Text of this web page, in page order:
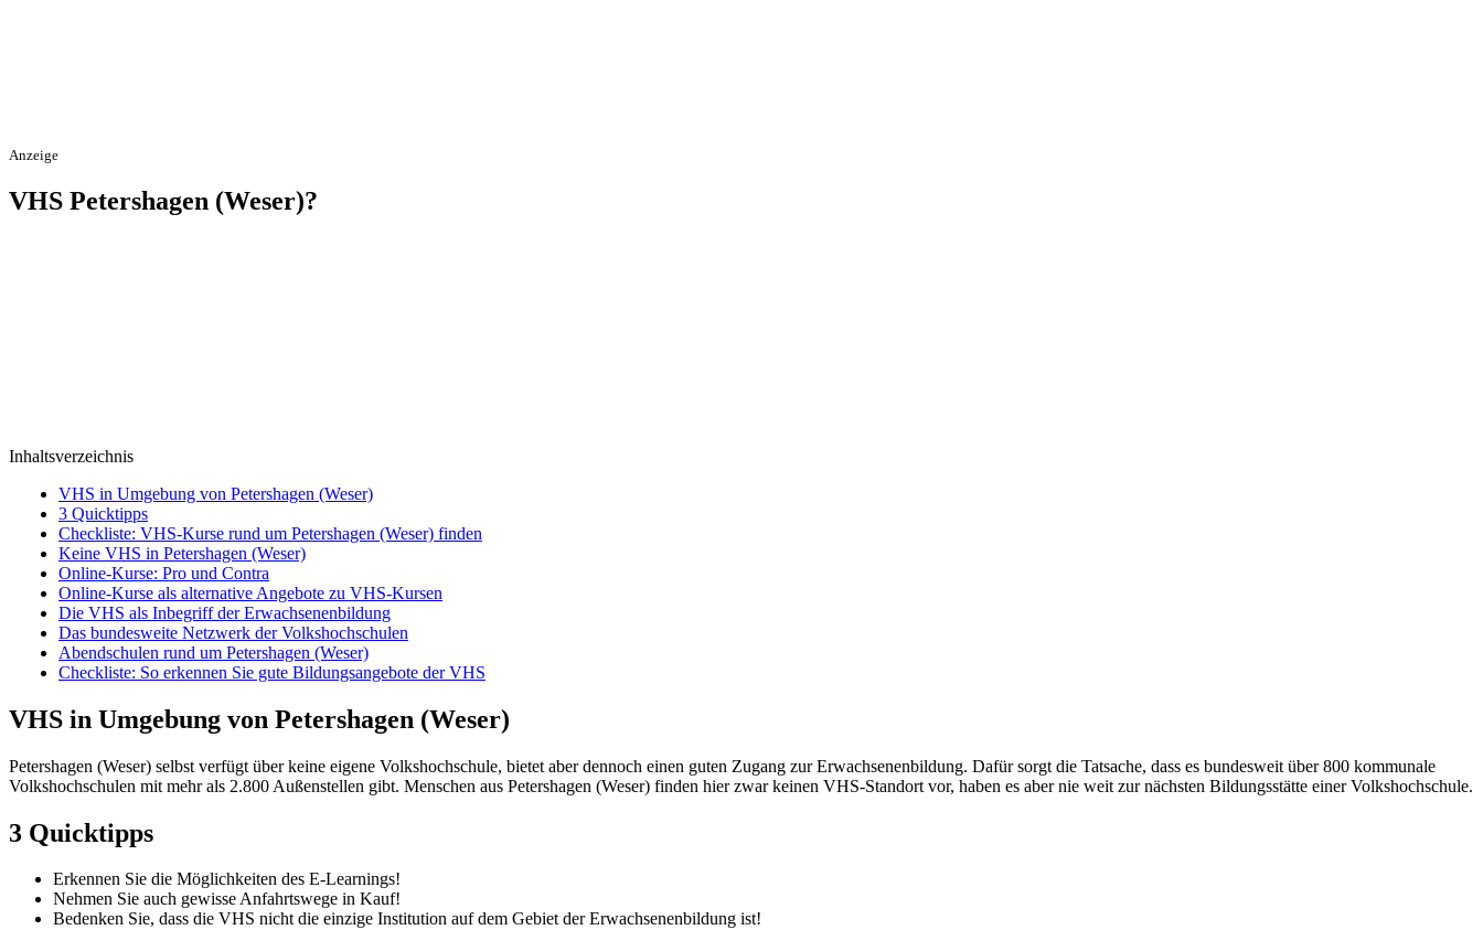
Anzeige
VHS Petershagen (Weser)?
Inhaltsverzeichnis
VHS in Umgebung von Petershagen (Weser)
3 Quicktipps
Checkliste: VHS-Kurse rund um Petershagen (Weser) finden
Keine VHS in Petershagen (Weser)
Online-Kurse: Pro und Contra
Online-Kurse als alternative Angebote zu VHS-Kursen
Die VHS als Inbegriff der Erwachsenenbildung
Das bundesweite Netzwerk der Volkshochschulen
Abendschulen rund um Petershagen (Weser)
Checkliste: So erkennen Sie gute Bildungsangebote der VHS
VHS in Umgebung von Petershagen (Weser)
Petershagen (Weser) selbst verfügt über keine eigene Volkshochschule, bietet aber dennoch einen guten Zugang zur Erwachsenenbildung. Dafür sorgt die Tatsache, dass es bundesweit über 800 kommunale
Volkshochschulen mit mehr als 2.800 Außenstellen gibt. Menschen aus Petershagen (Weser) finden hier zwar keinen VHS-Standort vor, haben es aber nie weit zur nächsten Bildungsstätte einer Volkshochschule.
3 Quicktipps
Erkennen Sie die Möglichkeiten des E-Learnings!
Nehmen Sie auch gewisse Anfahrtswege in Kauf!
Bedenken Sie, dass die VHS nicht die einzige Institution auf dem Gebiet der Erwachsenenbildung ist!